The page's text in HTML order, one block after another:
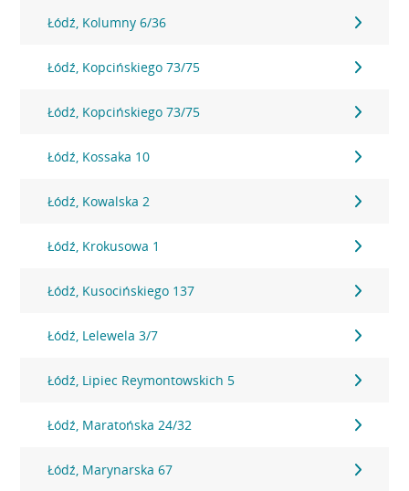
Łódź, Kolumny 6/36
Łódź, Kopcińskiego 73/75
Łódź, Kopcińskiego 73/75
Łódź, Kossaka 10
Łódź, Kowalska 2
Łódź, Krokusowa 1
Łódź, Kusocińskiego 137
Łódź, Lelewela 3/7
Łódź, Lipiec Reymontowskich 5
Łódź, Maratońska 24/32
Łódź, Marynarska 67